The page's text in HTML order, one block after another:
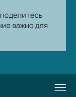
важно для